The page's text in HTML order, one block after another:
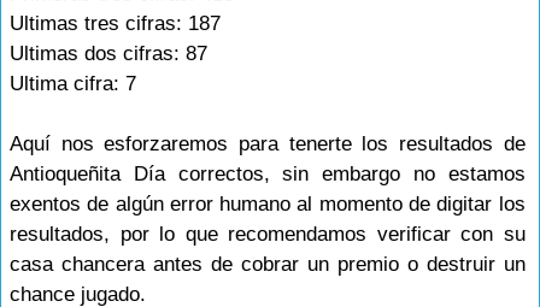
Ultimas tres cifras: 187
Ultimas dos cifras: 87
Ultima cifra: 7
Aquí nos esforzaremos para tenerte los resultados de
Antioqueñita Día correctos, sin embargo no estamos
exentos de algún error humano al momento de digitar los
resultados, por lo que recomendamos verificar con su
casa chancera antes de cobrar un premio o destruir un
chance jugado.